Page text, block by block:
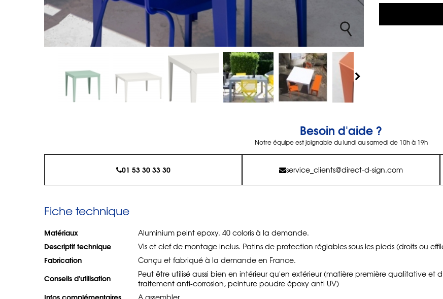
Besoin d'aide ?
Notre équipe est joignable du lundi au samedi de 10h à 19h
01 53 30 33 30 service_clients@direct-d-sign.com
Fiche technique
Matériaux Aluminium peint epoxy. 40 coloris à la demande.
Descriptif technique Vis et clef de montage inclus. Patins de protection réglables sous les pieds (droits ou
Fabrication Conçu et fabriqué à la demande en France.
Conseils d'utilisation
Peut être utilisé aussi bien en intérieur qu'en extérieur (matière première qualitative
traitement anti-corrosion, peinture poudre époxy anti UV)
A assembler.